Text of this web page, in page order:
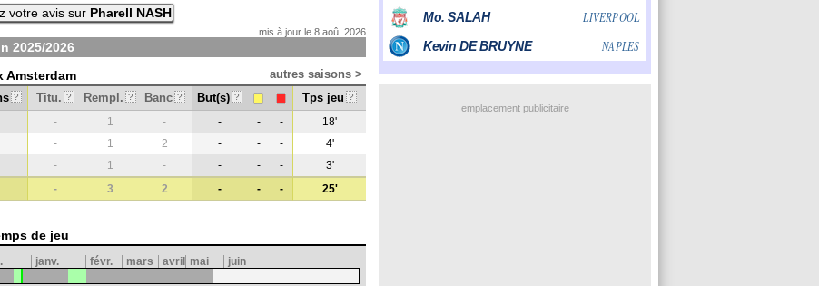
votre avis sur Pharell NASH
mis à jour le 8 aoû. 2026
2025/2026
Amsterdam
autres saisons >
? Titu. ? Rempl. ? Banc ? But(s) ? Tps jeu ?
- 1 - - - -
18'
- 1 2 - - -
4'
- 1 - - - -
3'
- 3 2 - - - 25'
de jeu
janv. févr. mars avril mai juin
emplacement publicitaire